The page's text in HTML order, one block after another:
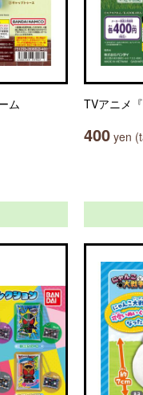
ム TVアニメ
400 yen